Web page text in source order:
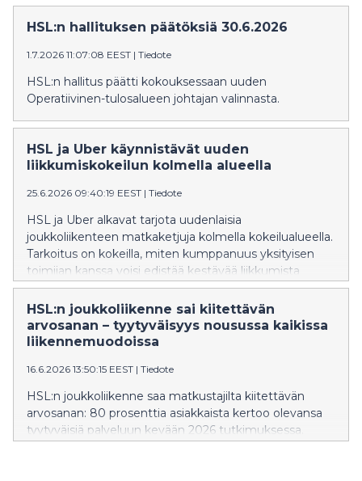
HSL:n hallituksen päätöksiä 30.6.2026
1.7.2026 11:07:08 EEST | Tiedote
HSL:n hallitus päätti kokouksessaan uuden
Operatiivinen-tulosalueen johtajan valinnasta.
HSL ja Uber käynnistävät uuden
liikkumiskokeilun kolmella alueella
25.6.2026 09:40:19 EEST | Tiedote
HSL ja Uber alkavat tarjota uudenlaisia
joukkoliikenteen matkaketjuja kolmella kokeilualueella.
Tarkoitus on kokeilla, miten kumppanuus yksityisen
toimijan kanssa voisi edistää kestävää liikkumista
Helsingin seudulla.
HSL:n joukkoliikenne sai kiitettävän
arvosanan – tyytyväisyys nousussa kaikissa
liikennemuodoissa
16.6.2026 13:50:15 EEST | Tiedote
HSL:n joukkoliikenne saa matkustajilta kiitettävän
arvosanan: 80 prosenttia asiakkaista kertoo olevansa
tyytyväisiä palveluun kevään 2026 tutkimuksessa.